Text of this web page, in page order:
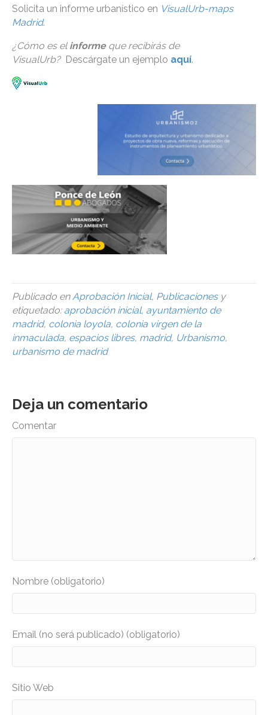
Solicita un informe urbanístico en VisualUrb-maps
Madrid.
¿Cómo es el informe que recibirás de
VisualUrb?Descárgate un ejemplo aquí.
Publicado enAprobación Inicial, Publicacionesy
etiquetado: aprobación inicial, ayuntamiento de
madrid, colonia loyola, colonia virgen de la
inmaculada, espacios libres, madrid, Urbanismo,
urbanismo de madrid
Deja un comentario
Comentar
Nombre (obligatorio)
Email (no será publicado) (obligatorio)
Sitio Web